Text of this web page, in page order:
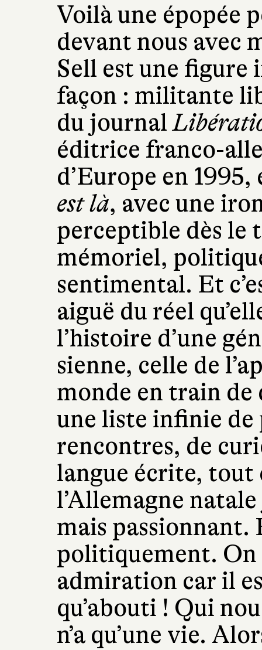
Voilà une épopée
devant nous avec
Sell est une figure
façon : militante
du journal
éditrice franco-
d’Europe en
est là, avec une
perceptible dès le
mémoriel,
sentimental. Et
aiguë du réel
l’histoire d’une
sienne, celle de
monde en train
une liste infinie de
rencontres, de
langue écrite, tout
l’Allemagne
mais passionnant.
politiquement. On
admiration car il
qu’abouti ! Qui
n’a qu’une vie.